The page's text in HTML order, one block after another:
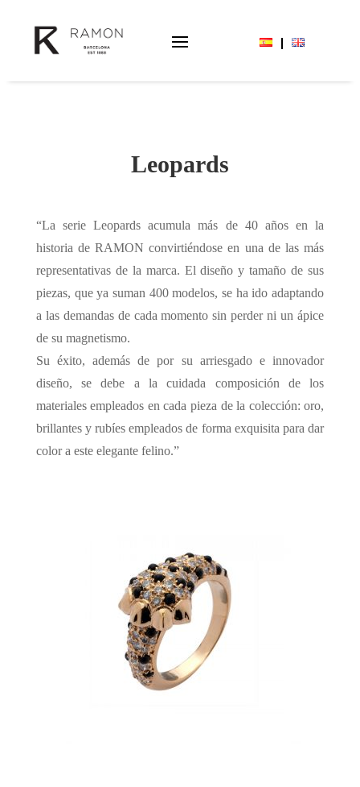
Leopards
“La serie Leopards acumula más de 40 años en la
historia de RAMON convirtiéndose en una de las más
representativas de la marca. El diseño y tamaño de sus
piezas, que ya suman 400 modelos, se ha ido adaptando
a las demandas de cada momento sin perder ni un ápice
de su magnetismo.
Su éxito, además de por su arriesgado e innovador
diseño, se debe a la cuidada composición de los
materiales empleados en cada pieza de la colección: oro,
brillantes y rubíes empleados de forma exquisita para dar
color a este elegante felino.”